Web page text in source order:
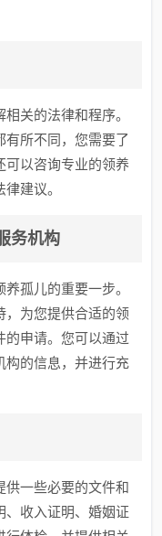
关的法律和程序。
有所不同，您需要了
可以咨询专业的领养
建议。
务机构
孤儿的重要一步。
，为您提供合适的领
的申请。您可以通过
构的信息，并进行充
供一些必要的文件和
、收入证明、婚姻证